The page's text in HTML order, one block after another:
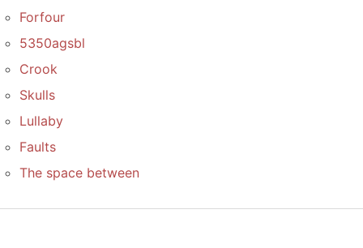
Forfour
5350agsbl
Crook
Skulls
Lullaby
Faults
The space between